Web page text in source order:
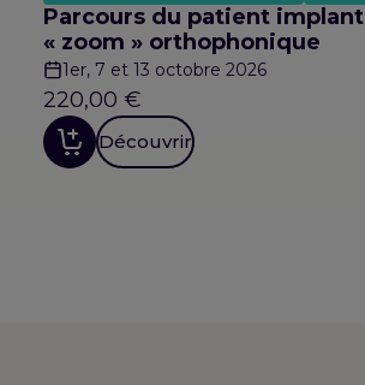
Parcours du patient
« zoom » orthophonique
1er, 7 et 13 octobre 2026
220,00 €
Découvrir